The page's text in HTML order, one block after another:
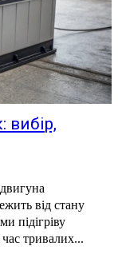
вибір,
від стану
підігріву
час тривалих...